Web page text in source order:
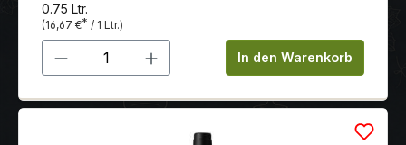
und anschließend sanft abgepresst. Natürliche
Sedimentation und Gärung bei konstanter Temperatur
von 20 ˚C liefern einen in Geschmack und
Duftaromen einzigartigen Wein. Reife und
präsentiert sich als ein Wein von hoher Individualität.
Von intensiv leuchtend strohgelber Farbe besticht er
0.75 Ltr.
(16,67 €* / 1 Ltr.)
Produkt Anzahl: Gib denIn den Warenkorb